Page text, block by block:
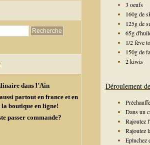
dans l'Ain
partout en france et en
boutique en ligne!
passer commande?
3 oeufs
160g de
125g de
65g
1/2 fève
150g de
2 kiwis
Déroulement
Dans un
Rajoutez
Rajoutez
Epluchez